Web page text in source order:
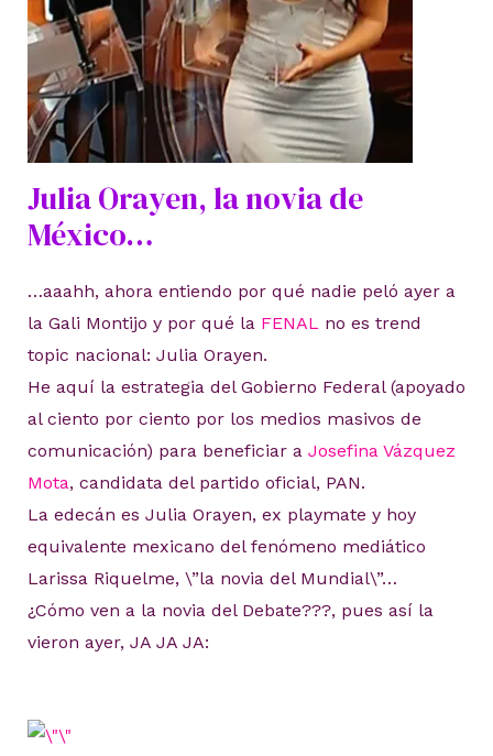
Julia Orayen, la novia de
México…
…aaahh, ahora entiendo por qué nadie peló ayer a
la Gali Montijo y por qué la FENALno es trend
topic nacional: Julia Orayen.
He aquí la estrategia del Gobierno Federal (apoyado
al ciento por ciento por los medios masivos de
comunicación) para beneficiar a Josefina Vázquez
Mota, candidata del partido oficial, PAN.
La edecán es Julia Orayen, ex playmate y hoy
equivalente mexicano del fenómeno mediático
Larissa Riquelme, \”la novia del Mundial\”…
¿Cómo ven a la novia del Debate???, pues así la
vieron ayer, JA JA JA: